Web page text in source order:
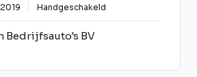
Handgeschakeld
Bedrijfsauto's BV